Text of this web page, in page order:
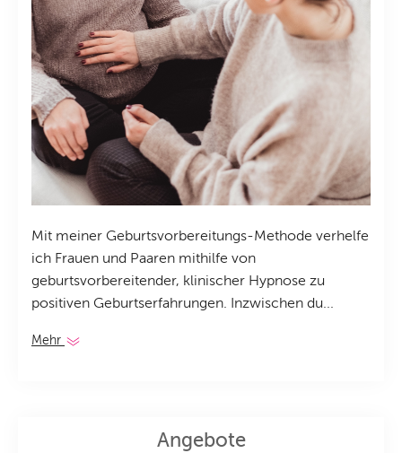
Mit meiner Geburtsvorbereitungs-Methode verhelfe
ich Frauen und Paaren mithilfe von
geburtsvorbereitender, klinischer Hypnose zu
positiven Geburtserfahrungen. Inzwischen du...
Mehr
Angebote